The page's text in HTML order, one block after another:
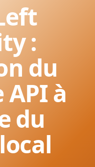
:
du
API à
du